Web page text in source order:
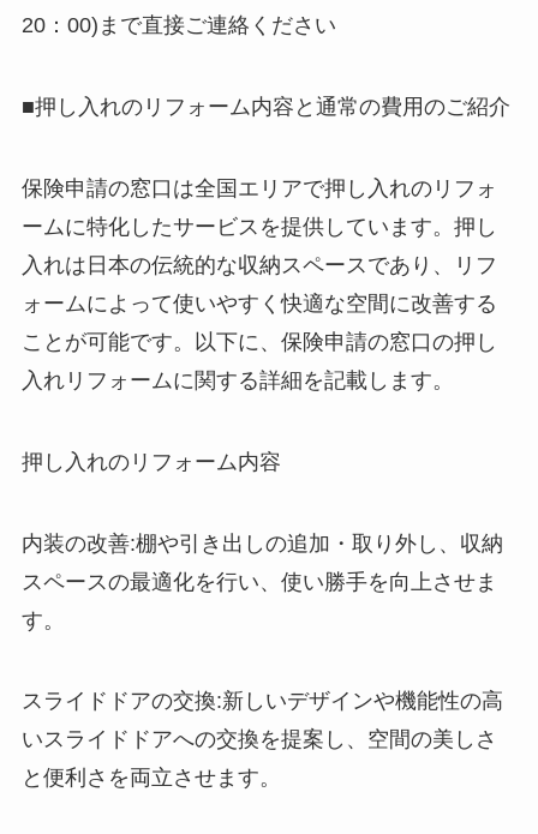
20：00)まで直接ご連絡ください
■押し入れのリフォーム内容と通常の費用のご紹介
保険申請の窓口は全国エリアで押し入れのリフォ
ームに特化したサービスを提供しています。押し
入れは日本の伝統的な収納スペースであり、リフ
ォームによって使いやすく快適な空間に改善する
ことが可能です。以下に、保険申請の窓口の押し
入れリフォームに関する詳細を記載します。
押し入れのリフォーム内容
内装の改善:棚や引き出しの追加・取り外し、収納
スペースの最適化を行い、使い勝手を向上させま
す。
スライドドアの交換:新しいデザインや機能性の高
いスライドドアへの交換を提案し、空間の美しさ
と便利さを両立させます。